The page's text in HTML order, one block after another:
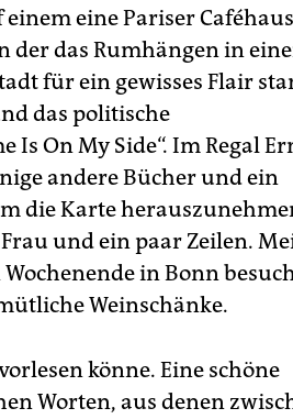
eine Pariser
der das Rumhängen in
für ein gewisses Flair
das politische
Is On My Side“. Im Regal
andere Bücher und ein
die Karte
und ein paar Zeilen.
in Bonn
Weinschänke.
könne. Eine schöne
Worten, aus denen